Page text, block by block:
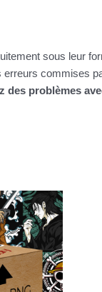
sous leur
commises
problèmes